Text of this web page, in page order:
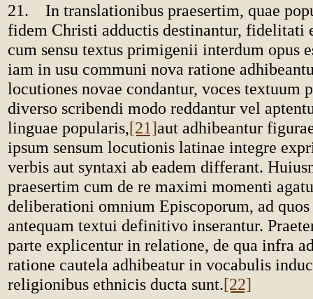
21. In translationibus praesertim, quae
fidem Christi adductis destinantur, fidelitati
cum sensu textus primigenii interdum opus
iam in usu communi nova ratione
locutiones novae condantur, voces textuum
diverso scribendi modo reddantur vel
linguae popularis,[21]aut adhibeantur
ipsum sensum locutionis latinae integre
verbis aut syntaxi ab eadem differant.
praesertim cum de re maximi momenti
deliberationi omnium Episcoporum, ad
antequam textui definitivo inserantur.
parte explicentur in relatione, de qua infra
ratione cautela adhibeatur in vocabulis
religionibus ethnicis ducta sunt.[22]